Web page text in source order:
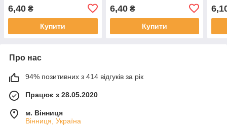
6,40 ₴
Купити
6,40₴
Купити
Про нас
94% позитивних з 414 відгуків за рік
Працює з 28.05.2020
м. Вінниця
Вінниця, Україна